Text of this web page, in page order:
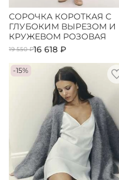
СОРОЧКА КОРОТКАЯ С
ГЛУБОКИМ ВЫРЕЗОМ И
КРУЖЕВОМ РОЗОВАЯ
19 550 ₽16 618 ₽
-15%